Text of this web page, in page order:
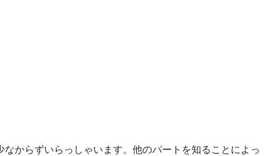
からずいらっしゃいます。他のパートを知ることによっ